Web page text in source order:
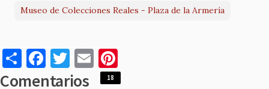
Museo de Colecciones Reales - Plaza de la Armería
S
h
F
a
T
w
E
m nt
Comentarios 18